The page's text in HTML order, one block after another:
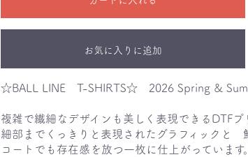
お気に入りに追加
☆BALL LINE T-SHIRTS☆ 2026 Spring &
複雑で繊細なデザインも美しく表現できるDTFプ
細部までくっきりと表現されたグラフィックと
コートでも存在感を放つ一枚に仕上がっています。